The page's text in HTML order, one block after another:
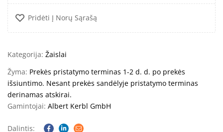
Pridėti Į Norų Sąrašą
Kategorija: Žaislai
Žyma: Prekės pristatymo terminas 1-2 d. d. po prekės
išsiuntimo. Nesant prekės sandėlyje pristatymo terminas
derinamas atskirai.
Gamintojai: Albert Kerbl GmbH
Dalintis: